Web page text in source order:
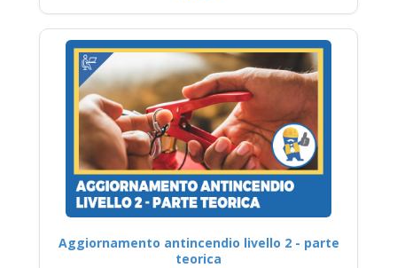
Aggiornamento antincendio livello 2 - parte
teorica